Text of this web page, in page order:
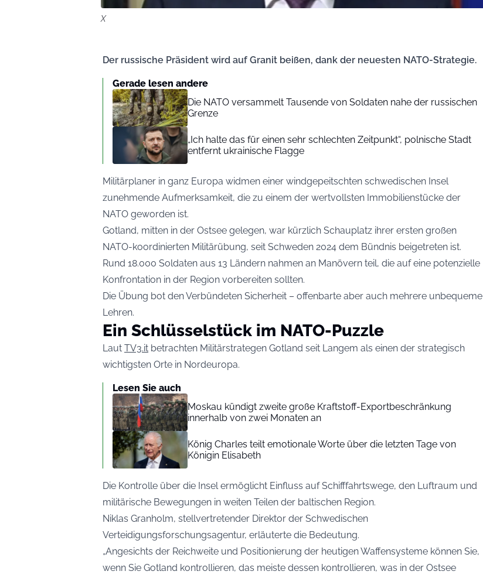
X
Der russische Präsident wird auf Granit beißen, dank der neuesten NATO-Strategie.
Gerade lesen andere
Die NATO versammelt Tausende von Soldaten nahe der russischen
Grenze
„Ich halte das für einen sehr schlechten Zeitpunkt“, polnische Stadt
entfernt ukrainische Flagge
Militärplaner in ganz Europa widmen einer windgepeitschten schwedischen Insel
zunehmende Aufmerksamkeit, die zu einem der wertvollsten Immobilienstücke der
NATO geworden ist.
Gotland, mitten in der Ostsee gelegen, war kürzlich Schauplatz ihrer ersten großen
NATO-koordinierten Militärübung, seit Schweden 2024 dem Bündnis beigetreten ist.
Rund 18.000 Soldaten aus 13 Ländern nahmen an Manövern teil, die auf eine potenzielle
Konfrontation in der Region vorbereiten sollten.
Die Übung bot den Verbündeten Sicherheit – offenbarte aber auch mehrere unbequeme
Lehren.
Ein Schlüsselstück im NATO-Puzzle
Laut TV3.it betrachten Militärstrategen Gotland seit Langem als einen der strategisch
wichtigsten Orte in Nordeuropa.
Lesen Sie auch
Moskau kündigt zweite große Kraftstoff-Exportbeschränkung
innerhalb von zwei Monaten an
König Charles teilt emotionale Worte über die letzten Tage von
Königin Elisabeth
Die Kontrolle über die Insel ermöglicht Einfluss auf Schifffahrtswege, den Luftraum und
militärische Bewegungen in weiten Teilen der baltischen Region.
Niklas Granholm, stellvertretender Direktor der Schwedischen
Verteidigungsforschungsagentur, erläuterte die Bedeutung.
„Angesichts der Reichweite und Positionierung der heutigen Waffensysteme können Sie,
wenn Sie Gotland kontrollieren, das meiste dessen kontrollieren, was in der Ostsee